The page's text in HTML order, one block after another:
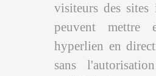
visiteurs des sites
peuvent mettre
hyperlien en
sans